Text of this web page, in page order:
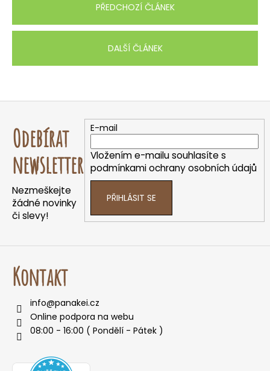
PŘEDCHOZÍ ČLÁNEK
DALŠÍ ČLÁNEK
Z
Odebírat
newsletter
Nezmeškejte
žádné novinky
či slevy!
E-mail
Vložením e-mailu souhlasíte s
podmínkami ochrany osobních údajů
PŘIHLÁSIT SE
Kontakt
info@panakei.cz
Online podpora na webu
08:00 - 16:00 ( Pondělí - Pátek )